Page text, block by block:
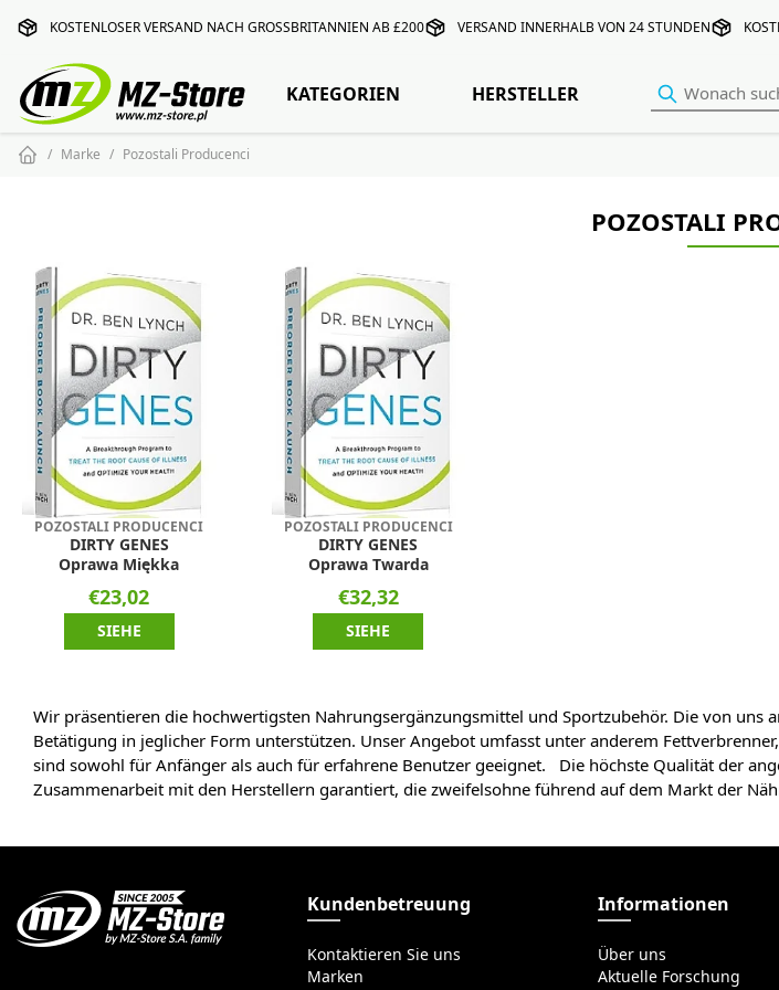
KOSTENLOSER VERSAND NACH GROSSBRITANNIEN AB £200 VERSAND INNERHALB VON 24 STUNDEN
KATEGORIEN HERSTELLER
Marke Pozostali Producenci
POZOSTALI
POZOSTALI PRODUCENCI
DIRTY GENES
Oprawa Miękka
€23,02
SIEHE
POZOSTALI PRODUCENCI
DIRTY GENES
Oprawa Twarda
€32,32
SIEHE
Wir präsentieren die hochwertigsten Nahrungsergänzungsmittel und Sportzubehör. Die von
Betätigung in jeglicher Form unterstützen. Unser Angebot umfasst unter anderem
sind sowohl für Anfänger als auch für erfahrene Benutzer geeignet. Die höchste Qualität der
Zusammenarbeit mit den Herstellern garantiert, die zweifelsohne führend auf dem Markt der
Kundenbetreuung
Kontaktieren Sie uns
Marken
Informationen
Über uns
Aktuelle Forschung